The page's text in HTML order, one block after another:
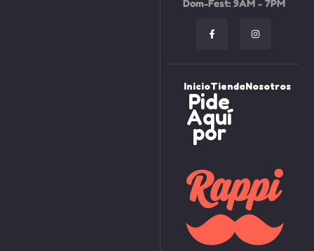
Dom-Fest: 9AM - 7PM
InicioTiendaNosotros
Pide
Aquí
por